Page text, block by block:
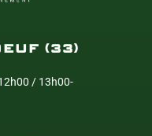
(33)
/ 13h00-